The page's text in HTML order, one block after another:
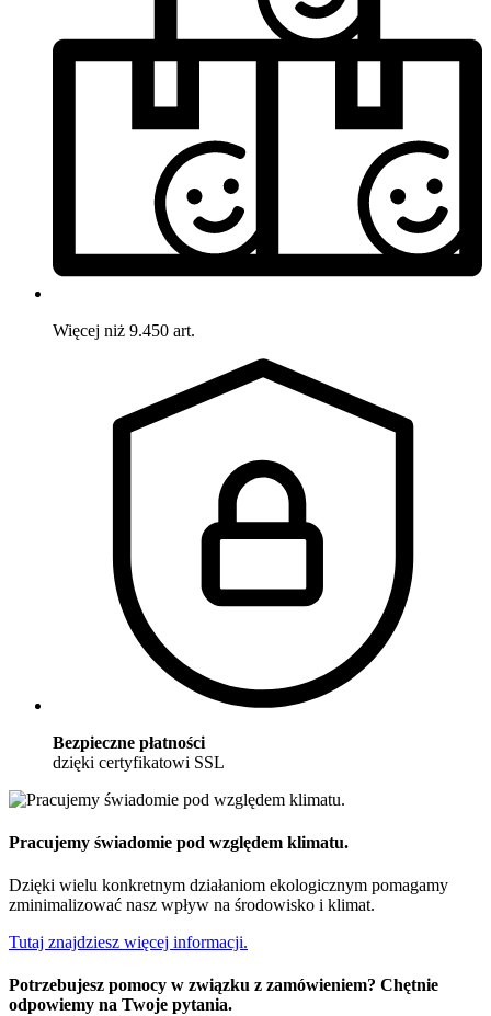
Więcej niż 9.450 art.
Bezpieczne płatności
dzięki certyfikatowi SSL
Pracujemy świadomie pod względem klimatu.
Dzięki wielu konkretnym działaniom ekologicznym pomagamy
zminimalizować nasz wpływ na środowisko i klimat.
Tutaj znajdziesz więcej informacji.
Potrzebujesz pomocy w związku z zamówieniem? Chętnie
odpowiemy na Twoje pytania.